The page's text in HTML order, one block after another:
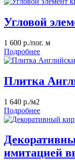
Угловой
1 600 р./пог. м
Подробнее
Плитка
1 640 р./м2
Подробнее
имитацией